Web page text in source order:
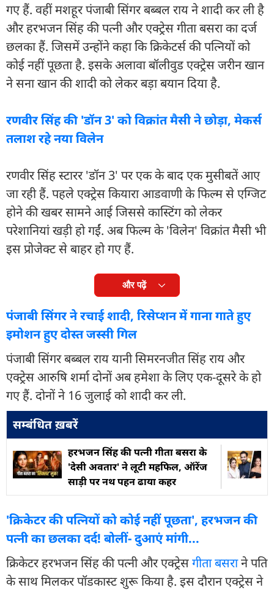
गए हैं. वहीं मशहूर पंजाबी सिंगर बब्बल राय ने शादी कर ली है
और हरभजन सिंह की पत्नी और एक्ट्रेस गीता बसरा का दर्ज
छलका हैं. जिसमें उन्होंने कहा कि क्रिकेटर्स की पत्नियों को
कोई नहीं पूछता है. इसके अलावा बॉलीवुड एक्ट्रेस जरीन खान
ने सना खान की शादी को लेकर बड़ा बयान दिया है.
रणवीर सिंह की 'डॉन 3' को विक्रांत मैसी ने छोड़ा, मेकर्स
तलाश रहे नया विलेन
रणवीर सिंह स्टारर 'डॉन 3' पर एक के बाद एक मुसीबतें आए
जा रही हैं. पहले एक्ट्रेस कियारा आडवाणी के फिल्म से एग्जिट
होने की खबर सामने आई जिससे कास्टिंग को लेकर
परेशानियां खड़ी हो गईं. अब फिल्म के 'विलेन' विक्रांत मैसी भी
इस प्रोजेक्ट से बाहर हो गए हैं.
और पढ़ें
पंजाबी सिंगर ने रचाई शादी, रिसेप्शन में गाना गाते हुए
इमोशन हुए दोस्त जस्सी ग‍िल
पंजाबी सिंगर बब्बल राय यानी सिमरनजीत सिंह राय और
एक्ट्रेस आरुषि शर्मा दोनों अब हमेशा के लिए एक-दूसरे के हो
गए हैं. दोनों ने 16 जुलाई को शादी कर ली.
सम्बंधित ख़बरें
हरभजन सिंह की पत्नी गीता बसरा के
'देसी अवतार' ने लूटी महफिल, ऑरेंज
साड़ी पर नथ पहन ढाया कहर
'क्रिकेटर की पत्नियों को कोई नहीं पूछता', हरभजन की
पत्नी का छलका दर्द! बोलीं- दुआएं मांगी...
क्रिकेटर हरभजन सिंह की पत्नी और एक्ट्रेसगीता बसराने पति
के साथ मिलकर पॉडकास्ट शुरू किया है. इस दौरान एक्ट्रेस ने